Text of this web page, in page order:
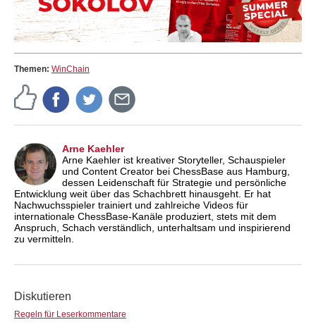
Themen: WinChain
Arne Kaehler
Arne Kaehler ist kreativer Storyteller, Schauspieler
und Content Creator bei ChessBase aus Hamburg,
dessen Leidenschaft für Strategie und persönliche
Entwicklung weit über das Schachbrett hinausgeht. Er hat
Nachwuchsspieler trainiert und zahlreiche Videos für
internationale ChessBase-Kanäle produziert, stets mit dem
Anspruch, Schach verständlich, unterhaltsam und inspirierend
zu vermitteln.
Diskutieren
Regeln für Leserkommentare